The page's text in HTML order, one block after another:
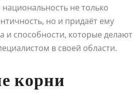
не только
но и придаёт ему
и способности, которые делают
в своей области.
корни